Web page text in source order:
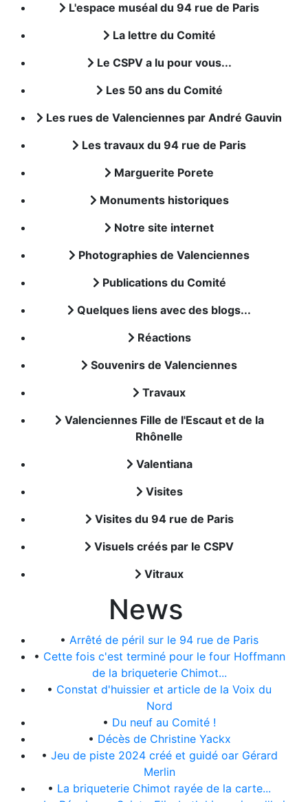
L'espace muséal du 94 rue de Paris
La lettre du Comité
Le CSPV a lu pour vous...
Les 50 ans du Comité
Les rues de Valenciennes par André Gauvin
Les travaux du 94 rue de Paris
Marguerite Porete
Monuments historiques
Notre site internet
Photographies de Valenciennes
Publications du Comité
Quelques liens avec des blogs...
Réactions
Souvenirs de Valenciennes
Travaux
Valenciennes Fille de l'Escaut et de la
Rhônelle
Valentiana
Visites
Visites du 94 rue de Paris
Visuels créés par le CSPV
Vitraux
News
•Arrêté de péril sur le 94 rue de Paris
• Cette fois c'est terminé pour le four Hoffmann
de la briqueterie Chimot...
• Constat d'huissier et article de la Voix du
Nord
• Du neuf au Comité !
• Décès de Christine Yackx
• Jeu de piste 2024 créé et guidé oar Gérard
Merlin
• La briqueterie Chimot rayée de la carte...